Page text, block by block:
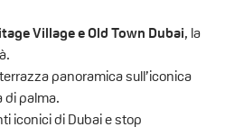
Village e Old Town Dubai, la
panoramica sull’iconica
di palma.
iconici di Dubai e stop